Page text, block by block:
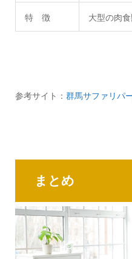
特 徴 大型の肉
参考サイト： 群馬サファリパ
まとめ